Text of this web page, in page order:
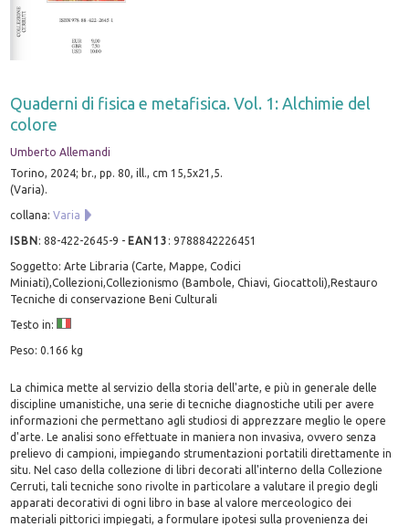
Quaderni di fisica e metafisica. Vol. 1: Alchimie del
colore
Umberto Allemandi
Torino, 2024; br., pp. 80, ill., cm 15,5x21,5.
(Varia).
collana:Varia
ISBN:88-422-2645-9 - EAN13 :9788842226451
Soggetto: Arte Libraria (Carte, Mappe, Codici
Miniati),Collezioni,Collezionismo (Bambole, Chiavi, Giocattoli),Restauro
Tecniche di conservazione Beni Culturali
Testo in:
Peso: 0.166 kg
La chimica mette al servizio della storia dell'arte, e più in generale delle
discipline umanistiche, una serie di tecniche diagnostiche utili per avere
informazioni che permettano agli studiosi di apprezzare meglio le opere
d'arte. Le analisi sono effettuate in maniera non invasiva, ovvero senza
prelievo di campioni, impiegando strumentazioni portatili direttamente in
situ. Nel caso della collezione di libri decorati all'interno della Collezione
Cerruti, tali tecniche sono rivolte in particolare a valutare il pregio degli
apparati decorativi di ogni libro in base al valore merceologico dei
materiali pittorici impiegati, a formulare ipotesi sulla provenienza dei